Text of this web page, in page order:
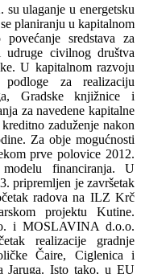
ulaganje u energetsku
planiranju u kapitalnom
sredstava za
civilnog društva
U kapitalnom razvoju
za realizaciju
Gradske knjižnice i
za navedene kapitalne
zaduženje nakon
Za obje mogućnosti
prve polovice 2012.
financiranja. U
pripremljen je završetak
radova na ILZ Krč
projektu Kutine.
i MOSLAVINA d.o.o.
realizacije gradnje
Čaire, Ciglenica i
Jaruga. Isto tako, u EU